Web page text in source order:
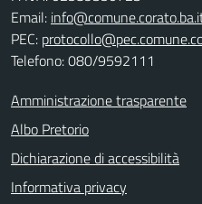
Email:
PEC:
Telefono: 080/9592111
Amministrazione trasparente
Albo Pretorio
Dichiarazione di accessibilità
Informativa privacy